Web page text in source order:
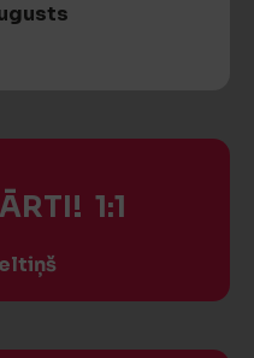
1:1